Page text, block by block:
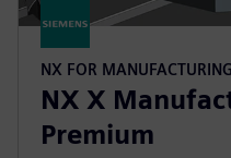
NX FOR MANUFACTURING
NX X
Premium